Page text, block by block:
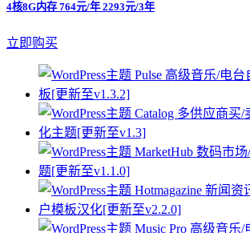
4核8G内存 764元/年 2293元/3年
立即购买